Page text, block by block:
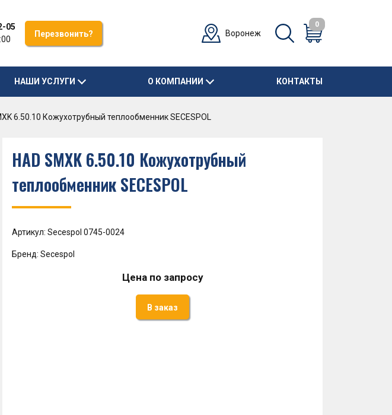
05
Перезвонить? Воронеж
0
НАШИ УСЛУГИ О КОМПАНИИ КОНТАКТЫ
6.50.10 Кожухотрубный теплообменник SECESPOL
HAD SMXK 6.50.10 Кожухотрубный
теплообменник SECESPOL
Артикул: Secespol 0745-0024
Бренд: Secespol
Цена по запросу
В заказ